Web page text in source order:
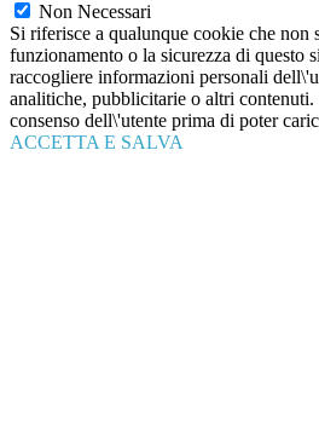
Non Necessari
Si riferisce a qualunque cookie che non
funzionamento o la sicurezza di questo
raccogliere informazioni personali
analitiche, pubblicitarie o altri
consenso dell\'utente prima di poter
ACCETTA E SALVA